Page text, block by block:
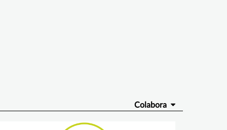
Colabora